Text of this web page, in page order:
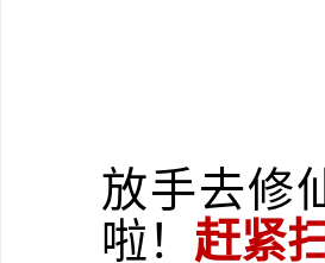
放手去修
啦！ 赶紧